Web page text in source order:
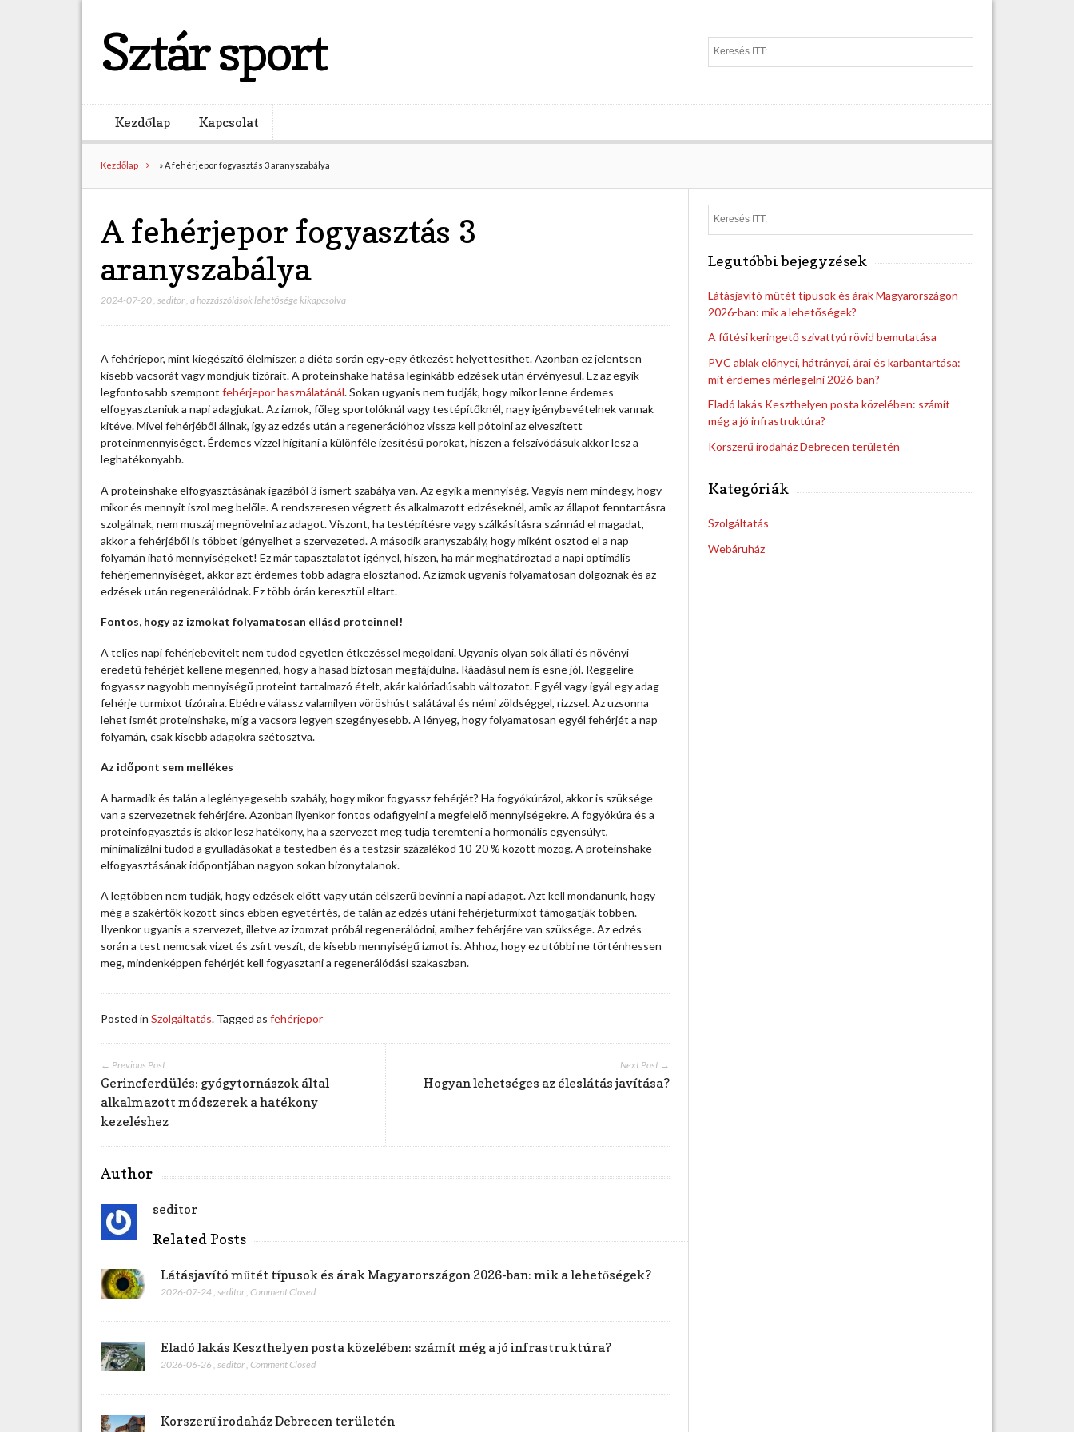
Sztár sport
e
c
Kezdőlap Kapcsolat
Kezdőlap »A fehérjepor fogyasztás 3 aranyszabálya
A fehérjepor fogyasztás 3
aranyszabálya
2024-07-20 seditor ,A
é
r
j
e
p
o
f
y
á
3
a
r
a
n
y
z
b
á
l
y
a
e
j
e
g
y
s
a hozzászólások lehetősége kikapcsolva
A fehérjepor, mint kiegészítő élelmiszer, a diéta során egy-egy étkezést helyettesíthet. Azonban ez jelentsen
kisebb vacsorát vagy mondjuk tízórait. A proteinshake hatása leginkább edzések után érvényesül. Ez az egyik
legfontosabb szempontfehérjepor használatánál. Sokan ugyanis nem tudják, hogy mikor lenne érdemes
elfogyasztaniuk a napi adagjukat. Az izmok, főleg sportolóknál vagy testépítőknél, nagy igénybevételnek vannak
kitéve. Mivel fehérjéből állnak, így az edzés után a regenerációhoz vissza kell pótolni az elveszített
proteinmennyiséget. Érdemes vízzel hígítani a különféle ízesítésű porokat, hiszen a felszívódásuk akkor lesz a
leghatékonyabb.
A proteinshake elfogyasztásának igazából 3 ismert szabálya van. Az egyik a mennyiség. Vagyis nem mindegy, hogy
mikor és mennyit iszol meg belőle. A rendszeresen végzett és alkalmazott edzéseknél, amik az állapot fenntartásra
szolgálnak, nem muszáj megnövelni az adagot. Viszont, ha testépítésre vagy szálkásításra szánnád el magadat,
akkor a fehérjéből is többet igényelhet a szervezeted. A második aranyszabály, hogy miként osztod el a nap
folyamán iható mennyiségeket! Ez már tapasztalatot igényel, hiszen, ha már meghatároztad a napi optimális
fehérjemennyiséget, akkor azt érdemes több adagra elosztanod. Az izmok ugyanis folyamatosan dolgoznak és az
edzések után regenerálódnak. Ez több órán keresztül eltart.
Fontos, hogy az izmokat folyamatosan ellásd proteinnel!
A teljes napi fehérjebevitelt nem tudod egyetlen étkezéssel megoldani. Ugyanis olyan sok állati és növényi
eredetű fehérjét kellene megenned, hogy a hasad biztosan megfájdulna. Ráadásul nem is esne jól. Reggelire
fogyassz nagyobb mennyiségű proteint tartalmazó ételt, akár kalóriadúsabb változatot. Egyél vagy igyál egy adag
fehérje turmixot tízóraira. Ebédre válassz valamilyen vöröshúst salátával és némi zöldséggel, rizzsel. Az uzsonna
lehet ismét proteinshake, míg a vacsora legyen szegényesebb. A lényeg, hogy folyamatosan egyél fehérjét a nap
folyamán, csak kisebb adagokra szétosztva.
Az időpont sem mellékes
A harmadik és talán a leglényegesebb szabály, hogy mikor fogyassz fehérjét? Ha fogyókúrázol, akkor is szüksége
van a szervezetnek fehérjére. Azonban ilyenkor fontos odafigyelni a megfelelő mennyiségekre. A fogyókúra és a
proteinfogyasztás is akkor lesz hatékony, ha a szervezet meg tudja teremteni a hormonális egyensúlyt,
minimalizálni tudod a gyulladásokat a testedben és a testzsír százalékod 10-20 % között mozog. A proteinshake
elfogyasztásának időpontjában nagyon sokan bizonytalanok.
A legtöbben nem tudják, hogy edzések előtt vagy után célszerű bevinni a napi adagot. Azt kell mondanunk, hogy
még a szakértők között sincs ebben egyetértés, de talán az edzés utáni fehérjeturmixot támogatják többen.
Ilyenkor ugyanis a szervezet, illetve az izomzat próbál regenerálódni, amihez fehérjére van szüksége. Az edzés
során a test nemcsak vizet és zsírt veszít, de kisebb mennyiségű izmot is. Ahhoz, hogy ez utóbbi ne történhessen
meg, mindenképpen fehérjét kell fogyasztani a regenerálódási szakaszban.
Posted inSzolgáltatás. Tagged asfehérjepor
Next Post →
Hogyan lehetséges az éleslátás javítása?
← Previous Post
Gerincferdülés: gyógytornászok által
alkalmazott módszerek a hatékony
kezeléshez
Author
seditor
Related Posts
Látásjavító műtét típusok és árak Magyarországon 2026-ban: mik a lehetőségek?
2026-07-24 seditor ,Comment Closed
Eladó lakás Keszthelyen posta közelében: számít még a jó infrastruktúra?
2026-06-26 ,seditor,Comment Closed
Korszerű irodaház Debrecen területén
e
Legutóbbi bejegyzések
Látásjavító műtét típusok és árak Magyarországon
2026-ban: mik a lehetőségek?
A fűtési keringető szivattyú rövid bemutatása
PVC ablak előnyei, hátrányai, árai és karbantartása:
mit érdemes mérlegelni 2026-ban?
Eladó lakás Keszthelyen posta közelében: számít
még a jó infrastruktúra?
Korszerű irodaház Debrecen területén
Kategóriák
Szolgáltatás
Webáruház